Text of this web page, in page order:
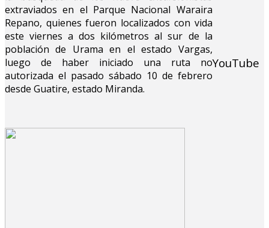
extraviados en el Parque Nacional Waraira
Repano, quienes fueron localizados con vida
este viernes a dos kilómetros al sur de la
población de Urama en el estado Vargas,
luego de haber iniciado una ruta no
autorizada el pasado sábado 10 de febrero
desde Guatire, estado Miranda.
YouTube